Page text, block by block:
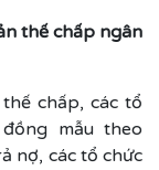
thế chấp ngân
chấp, các tổ
mẫu theo
nợ, các tổ chức